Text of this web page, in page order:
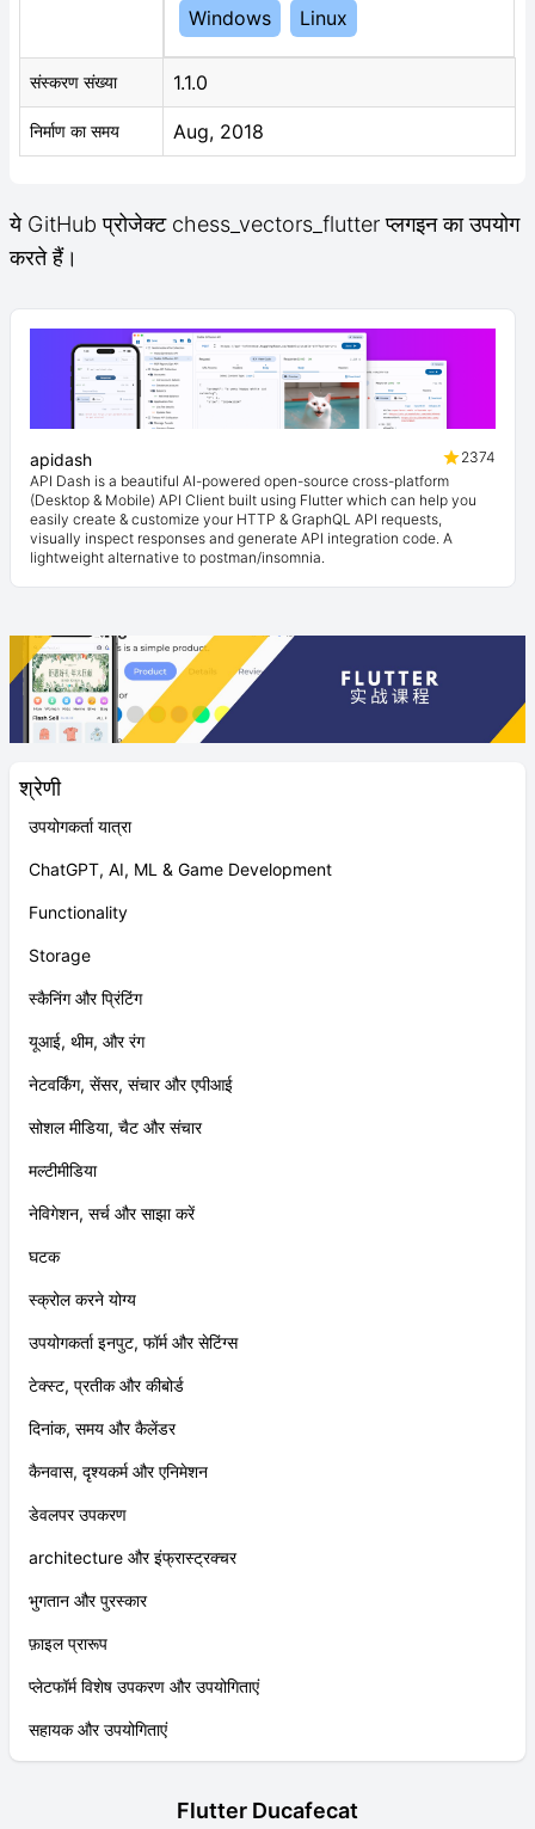
श्रेणी
उपयोगकर्ता यात्रा
ChatGPT, AI, ML & Game Development
Functionality
Storage
स्कैनिंग और प्रिंटिंग
यूआई, थीम, और रंग
नेटवर्किंग, सेंसर, संचार और एपीआई
सोशल मीडिया, चैट और संचार
मल्टीमीडिया
नेविगेशन, सर्च और साझा करें
घटक
स्क्रोल करने योग्य
उपयोगकर्ता इनपुट, फॉर्म और सेटिंग्स
टेक्स्ट, प्रतीक और कीबोर्ड
दिनांक, समय और कैलेंडर
कैनवास, दृश्यकर्म और एनिमेशन
डेवलपर उपकरण
architecture और इंफ्रास्ट्रक्चर
भुगतान और पुरस्कार
फ़ाइल प्रारूप
प्लेटफॉर्म विशेष उपकरण और उपयोगिताएं
सहायक और उपयोगिताएं
Windows Linux
संस्करण संख्या 1.1.0
निर्माण का समय Aug, 2018
ये GitHub प्रोजेक्ट chess_vectors_flutter प्लगइन का उपयोग
करते हैं।
apidash
2374
API Dash is a beautiful AI-powered open-source cross-platform
(Desktop & Mobile) API Client built using Flutter which can help you
easily create & customize your HTTP & GraphQL API requests,
visually inspect responses and generate API integration code. A
lightweight alternative to postman/insomnia.
Flutter Ducafecat